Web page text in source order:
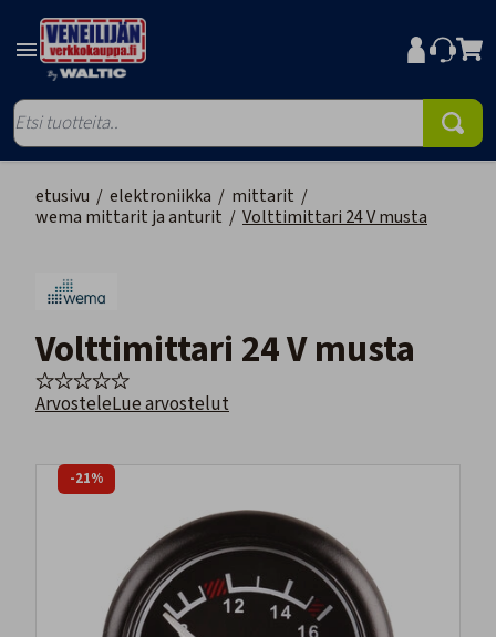
etusivu / elektroniikka / mittarit /
wema mittarit ja anturit / Volttimittari 24 V musta
Volttimittari 24 V musta
ArvosteleLue arvostelut
-21%